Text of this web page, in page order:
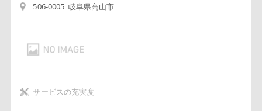
506-0005 岐阜県高山市
サービスの充実度